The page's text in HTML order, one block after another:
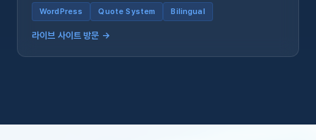
WordPress Quote System Bilingual
라이브 사이트 방문 →